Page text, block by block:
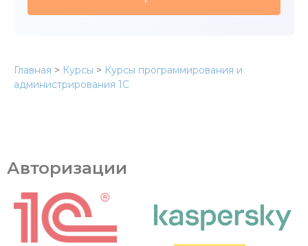
Главная > Курсы > Курсы программирования и
администрирования 1С
Авторизации